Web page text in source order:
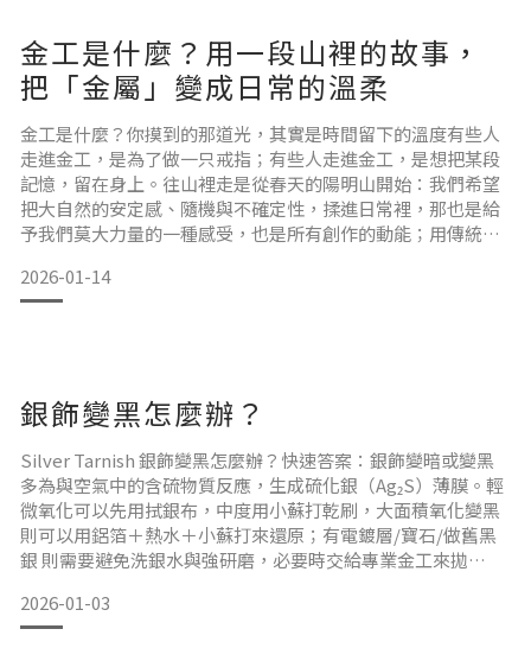
也有時候，當天 i 人性格爆發，我會忍著不敢出去上廁所，那
樣的日子真是特別苦
隔壁的鄰居總是熱情款待每一位來訪的客人，聽著此起彼落的
交談，我會想像這些人都是我朋友，來家裡玩，只
金工是什麼？用一段山裡的故事，
把「金屬」變成日常的溫柔
金工是什麼？你摸到的那道光，其實是時間留下的溫度有些人
走進金工，是為了做一只戒指；有些人走進金工，是想把某段
記憶，留在身上。往山裡走是從春天的陽明山開始：我們希望
把大自然的安定感、隨機與不確定性，揉進日常裡，那也是給
予我們莫大力量的一種感受，也是所有創作的動能；用傳統金
銼修、焊接、研磨、酸洗、拋光與表面質感處理，一步一步
地，把「看不見的心意」做成「能被觸摸的作品」。 金工就是
2026-01-14
銀飾變黑怎麼辦？
Silver Tarnish 銀飾變黑怎麼辦？快速答案：銀飾變暗或變黑
多為與空氣中的含硫物質反應，生成硫化銀（Ag₂S）薄膜。輕
微氧化可以先用拭銀布，中度用小蘇打乾刷，大面積氧化變黑
則可以用鋁箔＋熱水＋小蘇打來還原；有電鍍層/寶石/做舊黑
銀 則需要避免洗銀水與強研磨，必要時交給專業金工來拋
（主）風險等級建議對策備註整體發黃、霧霧的輕微硫化＋皮
脂指紋低拭銀布乾拋最快最安全夾縫黑點、局部色斑化妝品/汗
2026-01-03